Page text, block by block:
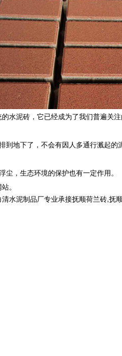
水泥砖，它已经成为了我们普遍关注
地下了，不会有因人多通行溅起的
，生态环境的保护也有一定作用。
。
水泥制品厂专业承接抚顺荷兰砖,抚